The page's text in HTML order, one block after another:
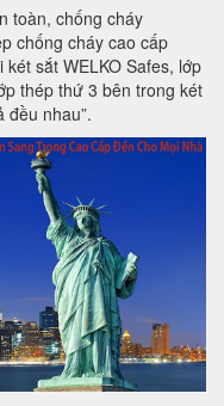
toàn, chống cháy
chống cháy cao cấp
sắt WELKO Safes, lớp
thép thứ 3 bên trong két
đều nhau”.